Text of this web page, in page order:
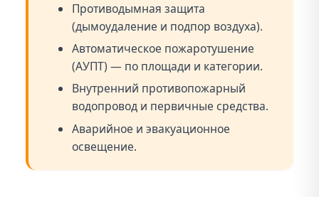
Противодымная защита
(дымоудаление и подпор воздуха).
Автоматическое пожаротушение
(АУПТ) — по площади и категории.
Внутренний противопожарный
водопровод и первичные средства.
Аварийное и эвакуационное
освещение.